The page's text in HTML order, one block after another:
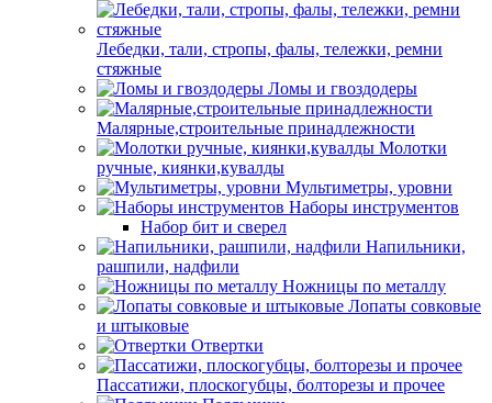
Лебедки, тали, стропы, фалы, тележки, ремни
стяжные
Ломы и гвоздодеры
Малярные,строительные принадлежности
Молотки
ручные, киянки,кувалды
Мультиметры, уровни
Наборы инструментов
Набор бит и сверел
Напильники,
рашпили, надфили
Ножницы по металлу
Лопаты совковые
и штыковые
Отвертки
Пассатижи, плоскогубцы, болторезы и прочее